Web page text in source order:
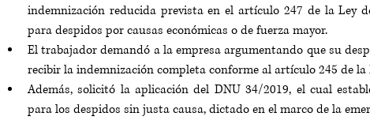
indemnización reducida prevista en el artículo 247 de la Ley
para despidos por causas económicas o de fuerza mayor.
El trabajador demandó a la empresa argumentando que su
recibir la indemnización completa conforme al artículo 245 de la
Además, solicitó la aplicación del DNU 34/2019, el cual
para los despidos sin justa causa, dictado en el marco de la